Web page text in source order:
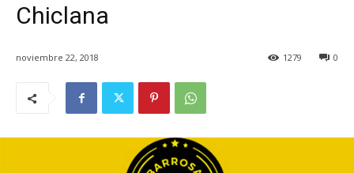
Chiclana
noviembre 22, 2018 0
1279